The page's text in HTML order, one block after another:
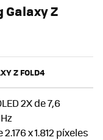
Z
Z FOLD4
2X de 7,6
x 1.812 píxeles